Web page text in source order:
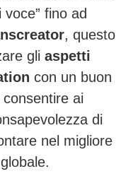
voce” fino ad
, questo
gli aspetti
con un buon
ai
di
nel migliore